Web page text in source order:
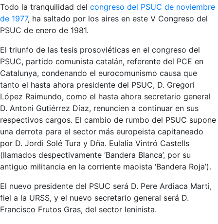
Todo la tranquilidad del congreso del PSUC de noviembre
de 1977, ha saltado por los aires en este V Congreso del
PSUC de enero de 1981.
El triunfo de las tesis prosoviéticas en el congreso del
PSUC, partido comunista catalán, referente del PCE en
Catalunya, condenando el eurocomunismo causa que
tanto el hasta ahora presidente del PSUC, D. Gregori
López Raimundo, como el hasta ahora secretario general
D. Antoni Gutiérrez Díaz, renuncien a continuar en sus
respectivos cargos. El cambio de rumbo del PSUC supone
una derrota para el sector más europeista capitaneado
por D. Jordi Solé Tura y Dña. Eulalia Vintró Castells
(llamados despectivamente ‘Bandera Blanca’, por su
antiguo militancia en la corriente maoista ‘Bandera Roja’).
El nuevo presidente del PSUC será D. Pere Ardiaca Marti,
fiel a la URSS, y el nuevo secretario general será D.
Francisco Frutos Gras, del sector leninista.